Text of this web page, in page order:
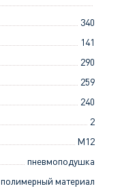
340
141
290
259
240
2
M12
пневмоподушка
полимерный материал